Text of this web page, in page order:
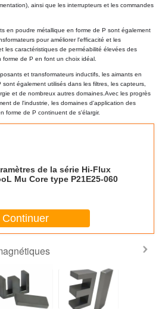
ainsi que les interrupteurs et les commandes
en poudre métallique en forme de P sont également
pour améliorer l'efficacité et les
les caractéristiques de perméabilité élevées des
de P en font un choix idéal.
et transformateurs inductifs, les aimants en
également utilisés dans les filtres, les capteurs,
et de nombreux autres domaines.Avec les progrès
de l'industrie, les domaines d'application des
forme de P continuent de s'élargir.
de la série Hi-Flux
Mu Core type P21E25-060
Continuer